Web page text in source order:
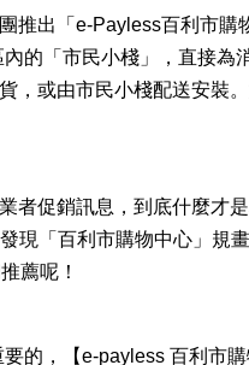
推出「e-Payless百利市
的「市民小棧」，直接為
，或由市民小棧配送安裝
者促銷訊息，到底什麼才
現「百利市購物中心」規
薦呢！
的，【e-payless 百利市